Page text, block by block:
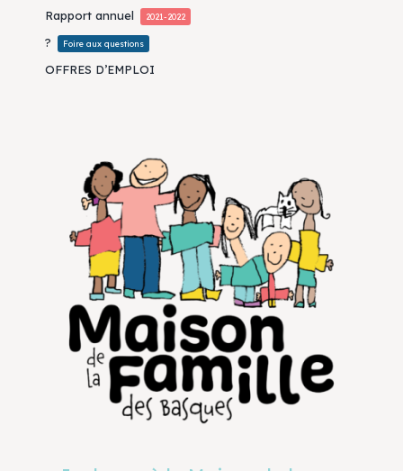
Rapport annuel 2021-2022
? Foire aux questions
OFFRES D’EMPLOI